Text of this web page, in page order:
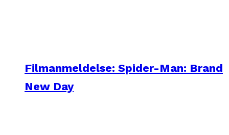
Filmanmeldelse: Spider-Man: Brand
New Day